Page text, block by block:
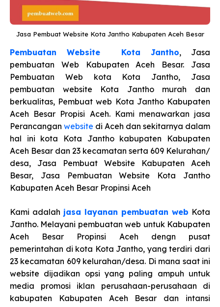
Jasa Pembuat Website Kota Jantho Kabupaten Aceh Besar
Pembuatan Website Kota Jantho, Jasa
pembuatan Web Kabupaten Aceh Besar. Jasa
Pembuatan Web kota Kota Jantho, Jasa
pembuatan website Kota Jantho murah dan
berkualitas, Pembuat web Kota Jantho Kabupaten
Aceh Besar Propisi Aceh. Kami menawarkan jasa
Perancangan website di Aceh dan sekitarnya dalam
hal ini kota Kota Jantho kabupaten Kabupaten
Aceh Besar dan 23 kecamatan serta 609 Kelurahan/
desa, Jasa Pembuat Website Kabupaten Aceh
Besar, Jasa Pembuatan Website Kota Jantho
Kabupaten Aceh Besar Propinsi Aceh
Kami adalah jasa layanan pembuatan web Kota
Jantho. Melayani pembuatan web untuk Kabupaten
Aceh Besar Propinsi Aceh dengn pusat
pemerintahan di kota Kota Jantho, yang terdiri dari
23 kecamatan 609 kelurahan/desa. Di mana saat ini
website dijadikan opsi yang paling ampuh untuk
media promosi iklan perusahaan-perusahaan di
kabupaten Kabupaten Aceh Besar dan intansi